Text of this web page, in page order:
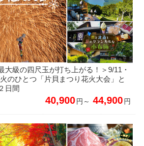
大級の四尺玉が打ち上がる！＞9/11・
のひとつ「片貝まつり花火大会」と
日間
40,900円～ 44,900円